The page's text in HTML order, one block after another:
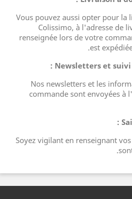
Vous pouvez aussi opter pour la
Colissimo, à l'adresse de
renseignée lors de votre
est
Newsletters et suivi
Nos newsletters et les
commande sont envoyées à
Soyez vigilant en renseignant